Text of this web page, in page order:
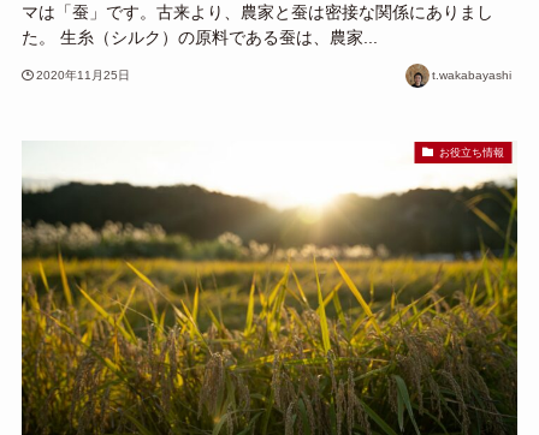
マは「蚕」です。古来より、農家と蚕は密接な関係にありまし
た。 生糸（シルク）の原料である蚕は、農家...
2020年11月25日 t.wakabayashi
お役立ち情報